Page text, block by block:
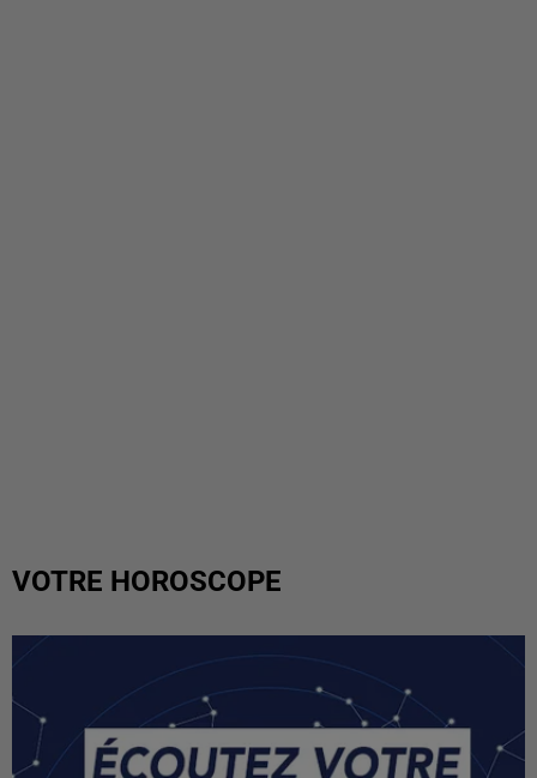
VOTRE HOROSCOPE